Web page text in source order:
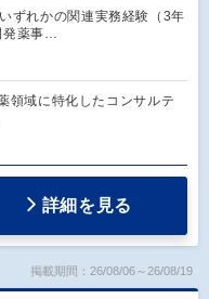
ずれかの関連実務経験（3年
薬事…
領域に特化したコンサルテ
詳細を見る
掲載期間：26/08/06～26/08/19